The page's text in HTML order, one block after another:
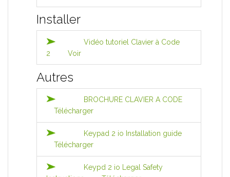
Installer
Vidéo tutoriel Clavier à Code
2
Voir
Autres
BROCHURE CLAVIER A CODE
Télécharger
Keypad 2 io Installation guide
Télécharger
Keypd 2 io Legal Safety